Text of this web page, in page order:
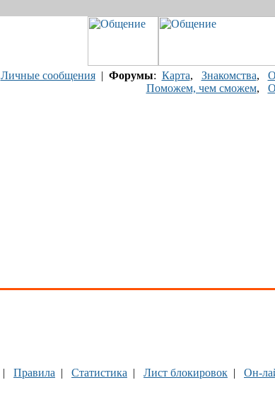
Личные сообщения| Форумы: Карта, Знакомства,
Поможем, чем сможем,
| Правила | Статистика | Лист блокировок | Он-